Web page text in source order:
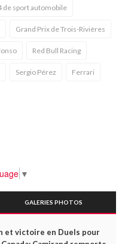
de sport automobile
Grand Prix de Trois-Rivières
Red Bull Racing
Sergio Pérez Ferrari
▼
GALERIES PHOTOS
et victoire en Duels pour